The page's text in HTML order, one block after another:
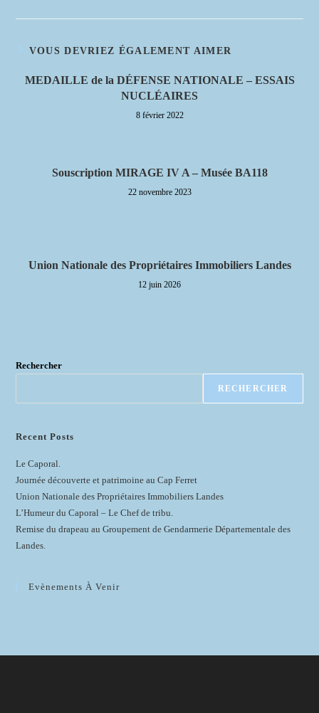
VOUS DEVRIEZ ÉGALEMENT AIMER
MEDAILLE de la DÉFENSE NATIONALE – ESSAIS
NUCLÉAIRES
8 février 2022
Souscription MIRAGE IV A – Musée BA118
22 novembre 2023
Union Nationale des Propriétaires Immobiliers Landes
12 juin 2026
Rechercher
RECHERCHER
Recent Posts
Le Caporal.
Journée découverte et patrimoine au Cap Ferret
Union Nationale des Propriétaires Immobiliers Landes
L’Humeur du Caporal – Le Chef de tribu.
Remise du drapeau au Groupement de Gendarmerie Départementale des
Landes.
Evènements À Venir